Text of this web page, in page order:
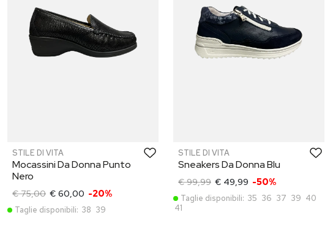
STILE DI VITA
Mocassini Da Donna Punto
Nero
€ 75,00 € 60,00 -20%
Taglie disponibili: 38 39
STILE DI VITA
Sneakers Da Donna Blu
€ 99,99 € 49,99 -50%
Taglie disponibili: 35 36 37 39 40
41